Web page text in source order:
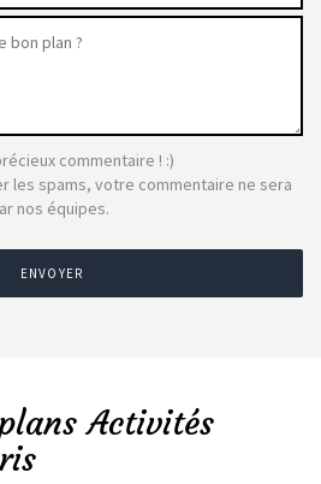
commentaire ! :)
les spams, votre commentaire ne sera
nos équipes.
ENVOYER
Activités